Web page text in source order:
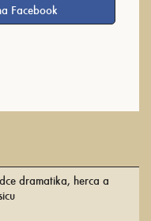
Facebook
dramatika, herca a